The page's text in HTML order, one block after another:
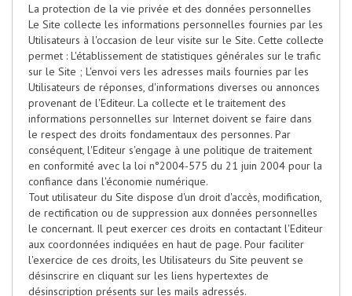
La protection de la vie privée et des données personnelles
Le Site collecte les informations personnelles fournies par les
Utilisateurs à l'occasion de leur visite sur le Site. Cette collecte
permet : L'établissement de statistiques générales sur le trafic
sur le Site ; L'envoi vers les adresses mails fournies par les
Utilisateurs de réponses, d'informations diverses ou annonces
provenant de l'Editeur. La collecte et le traitement des
informations personnelles sur Internet doivent se faire dans
le respect des droits fondamentaux des personnes. Par
conséquent, l'Editeur s'engage à une politique de traitement
en conformité avec la loi n°2004-575 du 21 juin 2004 pour la
confiance dans l'économie numérique.
Tout utilisateur du Site dispose d'un droit d'accès, modification,
de rectification ou de suppression aux données personnelles
le concernant. Il peut exercer ces droits en contactant l'Editeur
aux coordonnées indiquées en haut de page. Pour faciliter
l'exercice de ces droits, les Utilisateurs du Site peuvent se
désinscrire en cliquant sur les liens hypertextes de
désinscription présents sur les mails adressés.